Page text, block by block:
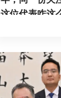
这位代表咋这